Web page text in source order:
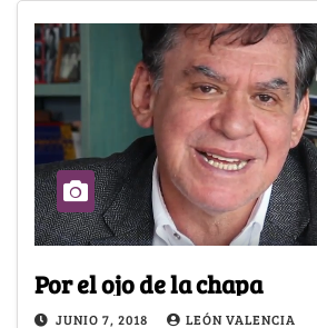
Por el ojo de la chapa
JUNIO 7, 2018 LEÓN VALENCIA